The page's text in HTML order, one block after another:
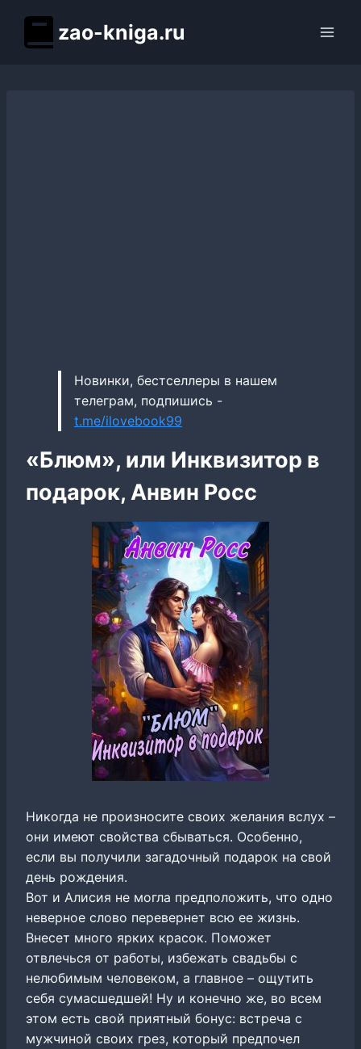
содержимому
zao-kniga.ru
Новинки, бестселлеры в нашем
телеграм, подпишись -
t.me/ilovebook99
«Блюм», или Инквизитор в
подарок, Анвин Росс
Никогда не произносите своих желания вслух –
они имеют свойства сбываться. Особенно,
если вы получили загадочный подарок на свой
день рождения.
Вот и Алисия не могла предположить, что одно
неверное слово перевернет всю ее жизнь.
Внесет много ярких красок. Поможет
отвлечься от работы, избежать свадьбы с
нелюбимым человеком, а главное – ощутить
себя сумасшедшей! Ну и конечно же, во всем
этом есть свой приятный бонус: встреча с
мужчиной своих грез, который предпочел